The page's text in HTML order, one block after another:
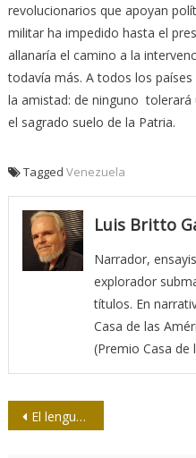
revolucionarios que apoyan
militar ha impedido hasta el
allanaría el camino a la
todavía más. A todos los
la amistad: de ninguno
el sagrado suelo de la Patria.
Tagged Venezuela
Luis Britto
Narrador,
explorador
títulos. En
Casa de las
(Premio Casa de
Navegación
El lenguaje en el periodismo deportivo